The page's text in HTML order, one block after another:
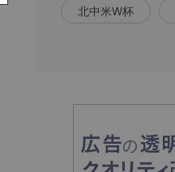
北中米W杯